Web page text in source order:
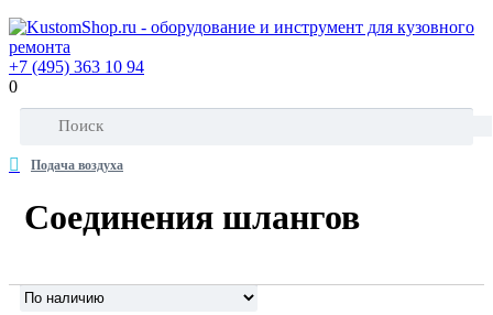
+7 (495) 363 10 94
0
Подача воздуха
Соединения шлангов